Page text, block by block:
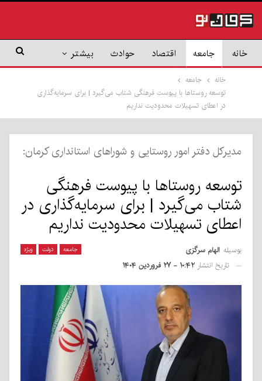
خانه جامعه اقتصاد حوادث بیشتر
خانه
جامعه
توسعه روستاها با پیوست فرهنگی شتاب می‌گیرد | برای سرمایه‌گذاری
در اعطای تسهیلات محدودیت نداریم
مدیرکل دفتر امور روستایی و شوراهای استانداری کرمان:
توسعه روستاها با پیوست فرهنگی
شتاب می‌گیرد | برای سرمایه‌گذاری در
اعطای تسهیلات محدودیت نداریم
جامعه دولت ویژه بوسیله الهام سرگزی
تاریخ انتشار ۱۰:۴۲ - ۲۷ فروردین ۱۴۰۴